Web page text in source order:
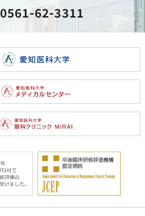
0561-62-3311